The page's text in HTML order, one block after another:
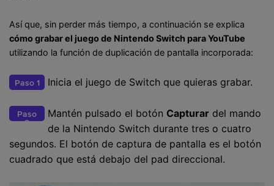
Así que, sin perder más tiempo, a continuación se explica
cómo grabar el juego de Nintendo Switch para YouTube
utilizando la función de duplicación de pantalla incorporada:
Paso 1 Inicia el juego de Switch que quieras grabar.
Paso
2
Mantén pulsado el botón Capturar del mando
de la Nintendo Switch durante tres o cuatro
segundos. El botón de captura de pantalla es el botón
cuadrado que está debajo del pad direccional.